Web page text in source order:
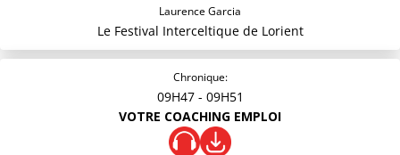
Laurence Garcia
Le Festival Interceltique de Lorient
Chronique:
09H47 - 09H51
VOTRE COACHING EMPLOI